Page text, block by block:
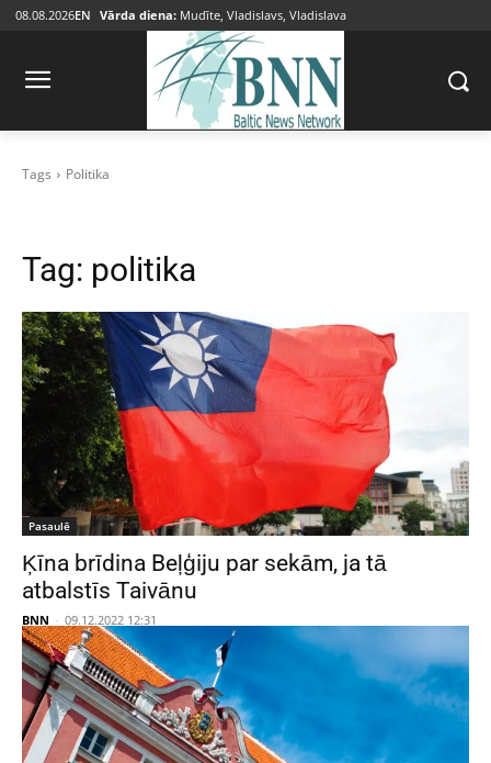
08.08.2026EN Vārda diena: Mudīte, Vladislavs, Vladislava
Tags Politika
Tag: politika
Pasaulē
Ķīna brīdina Beļģiju par sekām, ja tā
atbalstīs Taivānu
BNN - 09.12.2022 12:31